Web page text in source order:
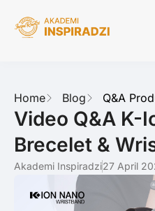
Home Blog Q&A
Video Q&A K-
Brecelet &
Akademi Inspiradzi27 April